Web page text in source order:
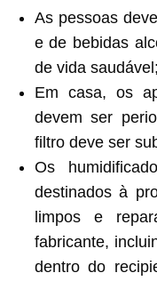
As pessoas
e de bebidas
de vida saudável;
Em casa, os
devem ser
filtro deve ser
Os
destinados à
limpos e
fabricante,
dentro do